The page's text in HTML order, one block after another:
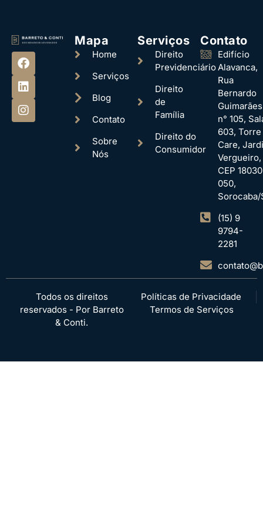
Mapa
Home
Serviços
Blog
Contato
Sobre
Nós
Serviços
Direito
Previdenciário
Direito
de
Família
Direito do
Consumidor
Contato
Edifício
Alavanca,
Rua
Bernardo
n° 105,
603, Torre
Care,
Vergueiro,
CEP
050,
Sorocaba/
(15) 9
9794-
2281
Todos os direitos
reservados - Por Barreto
& Conti.
Políticas de Privacidade
Termos de Serviços